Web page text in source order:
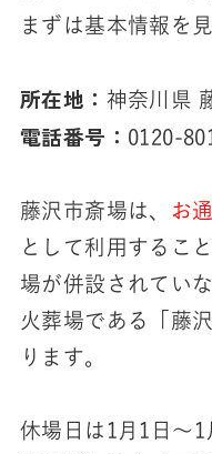
まずは基本情報を
所在地： 神奈川県
電話番号： 0120-
藤沢市斎場は、 お
として利用するこ
場が併設されてい
火葬場である「藤
ります。
休場日は1月1日～